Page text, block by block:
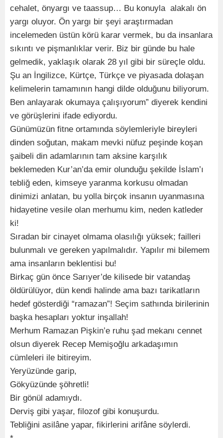
cehalet, önyargı ve taassup… Bu konuyla alakalı ön
yargı oluyor. Ön yargı bir şeyi araştırmadan
incelemeden üstün körü karar vermek, bu da insanlara
sıkıntı ve pişmanlıklar verir. Biz bir günde bu hale
gelmedik, yaklaşık olarak 28 yıl gibi bir süreçle oldu.
Şu an İngilizce, Kürtçe, Türkçe ve piyasada dolaşan
kelimelerin tamamının hangi dilde olduğunu biliyorum.
Ben anlayarak okumaya çalışıyorum” diyerek kendini
ve görüşlerini ifade ediyordu.
Günümüzün fitne ortamında söylemleriyle bireyleri
dinden soğutan, makam mevki nüfuz peşinde koşan
şaibeli din adamlarının tam aksine karşılık
beklemeden Kur’an’da emir olunduğu şekilde İslam’ı
tebliğ eden, kimseye yaranma korkusu olmadan
dinimizi anlatan, bu yolla birçok insanın uyanmasına
hidayetine vesile olan merhumu kim, neden katleder
ki!
Sıradan bir cinayet olmama olasılığı yüksek; failleri
bulunmalı ve gereken yapılmalıdır. Yapılır mi bilemem
ama insanların beklentisi bu!
Birkaç gün önce Sarıyer’de kilisede bir vatandaş
öldürülüyor, dün kendi halinde ama bazı tarikatların
hedef gösterdiği “ramazan”! Seçim sathında birilerinin
başka hesapları yoktur inşallah!
Merhum Ramazan Pişkin’e ruhu şad mekanı cennet
olsun diyerek Recep Memişoğlu arkadaşımın
cümleleri ile bitireyim.
Yeryüzünde garip,
Gökyüzünde şöhretli!
Bir gönül adamıydı.
Derviş gibi yaşar, filozof gibi konuşurdu.
Tebliğini asilâne yapar, fikirlerini arifâne söylerdi.